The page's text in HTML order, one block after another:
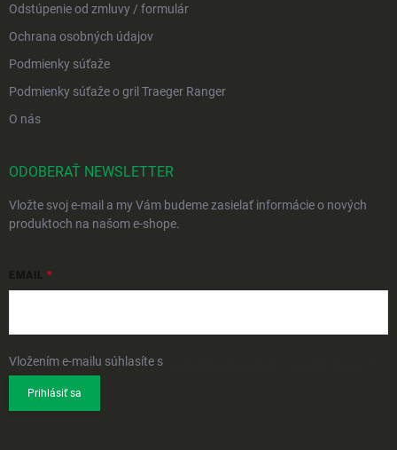
Odstúpenie od zmluvy / formulár
Ochrana osobných údajov
Podmienky súťaže
Podmienky súťaže o gril Traeger Ranger
O nás
ODOBERAŤ NEWSLETTER
Vložte svoj e-mail a my Vám budeme zasielať informácie o nových
produktoch na našom e-shope.
EMAIL
Vložením e-mailu súhlasíte s
Prihlásiť sa